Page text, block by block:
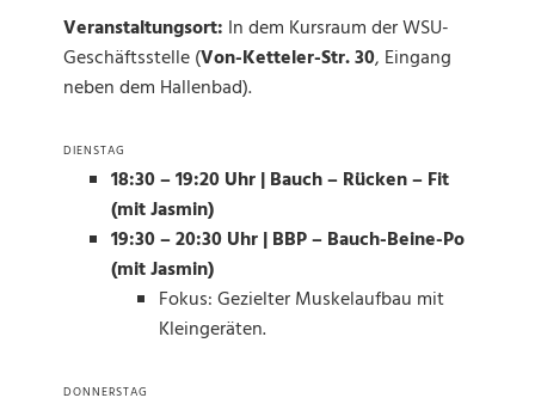
Veranstaltungsort: In dem Kursraum der WSU-
Geschäftsstelle (Von-Ketteler-Str. 30, Eingang
neben dem Hallenbad).
DIENSTAG
18:30 – 19:20 Uhr | Bauch – Rücken – Fit
(mit Jasmin)
19:30 – 20:30 Uhr | BBP – Bauch-Beine-Po
(mit Jasmin)
Fokus: Gezielter Muskelaufbau mit
Kleingeräten.
DONNERSTAG